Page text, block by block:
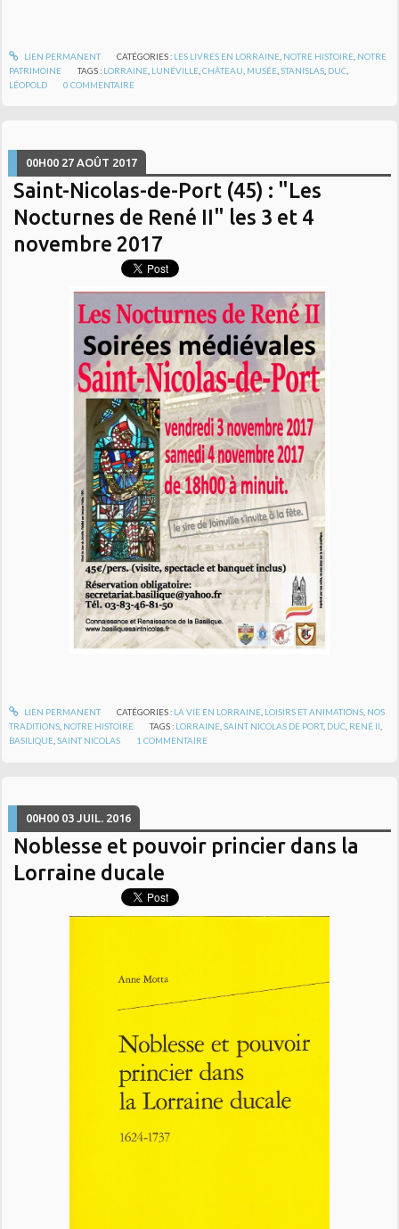
LIEN PERMANENT CATÉGORIES : LES LIVRES EN LORRAINE, NOTRE HISTOIRE, NOTRE
PATRIMOINE
TAGS : LORRAINE LUNÉVILLE ,CHÂTEAU MUSÉE ,STANISLAS DUC
LÉOPOLD
0 COMMENTAIRE
00H00 27 AOÛT 2017
Saint-Nicolas-de-Port (45) : "Les
Nocturnes de René II" les 3 et 4
novembre 2017
LIEN PERMANENT CATÉGORIES : LA VIE EN LORRAINE, LOISIRS ET ANIMATIONS, NOS
TRADITIONS, NOTRE HISTOIRE TAGS : LORRAINE,SAINT NICOLAS DE PORT, DUC, RENÉ II,
BASILIQUE,SAINT NICOLAS 1COMMENTAIRE
00H00 03 JUIL. 2016
Noblesse et pouvoir princier dans la
Lorraine ducale